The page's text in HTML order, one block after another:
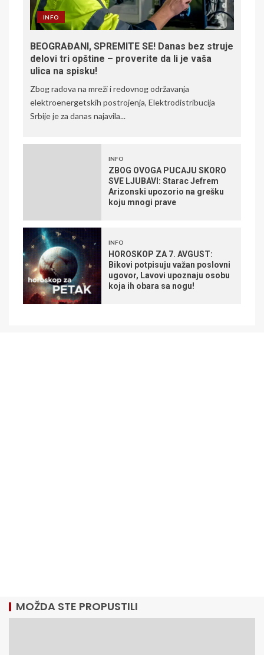
INFO
BEOGRAĐANI, SPREMITE SE! Danas bez struje
delovi tri opštine – proverite da li je vaša
ulica na spisku!
Zbog radova na mreži i redovnog održavanja
elektroenergetskih postrojenja, Elektrodistribucija
Srbije je za danas najavila...
INFO
ZBOG OVOGA PUCAJU SKORO
SVE LJUBAVI: Starac Jefrem
Arizonski upozorio na grešku
koju mnogi prave
INFO
HOROSKOP ZA 7. AVGUST:
Bikovi potpisuju važan poslovni
ugovor, Lavovi upoznaju osobu
koja ih obara sa nogu!
MOŽDA STE PROPUSTILI